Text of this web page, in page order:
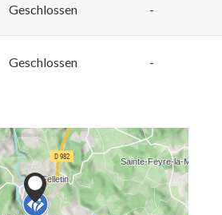
Geschlossen -
Geschlossen -